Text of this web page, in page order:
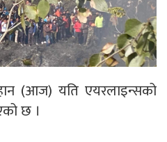
(आज) यति एयरलाइन्सको
छ ।